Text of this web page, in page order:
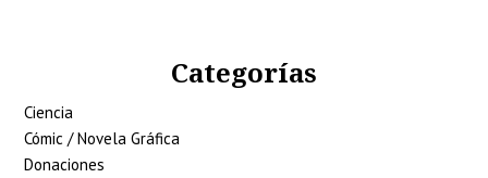
Categorías
Ciencia
Cómic / Novela Gráfica
Donaciones